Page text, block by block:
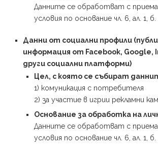
Данните се обработват с
условия по основание чл. 6, ал. 1, б.
Данни от социални профили
информация от Facebook, Google,
други социални платформи)
Цел, с която се събират
1) комуникация с потребителя
2) за участие в игрии рекламни
Основание за обработка на
Данните се обработват с
условия по основание чл. 6, ал. 1, б.